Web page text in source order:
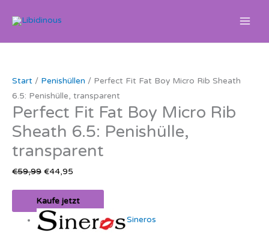
Inhalt
Start / Penishüllen / Perfect Fit Fat Boy Micro Rib Sheath
6.5: Penishülle, transparent
Perfect Fit Fat Boy Micro Rib
Sheath 6.5: Penishülle,
transparent
€59,99
war:
€59,99
€44,95
ist:
€44,95.
Kaufe jetzt
Sineros